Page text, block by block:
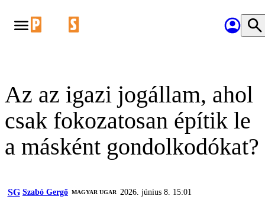
Az az igazi jogállam, ahol
csak fokozatosan építik le
a másként gondolkodókat?
SG Szabó Gergő MAGYAR UGAR 2026. június 8. 15:01